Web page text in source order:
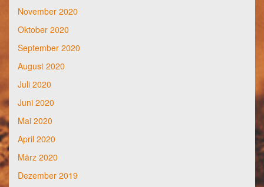
November 2020
Oktober 2020
September 2020
August 2020
Juli 2020
Juni 2020
Mai 2020
April 2020
März 2020
Dezember 2019